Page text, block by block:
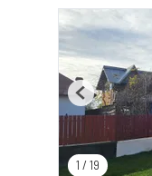
1 / 19
Previous